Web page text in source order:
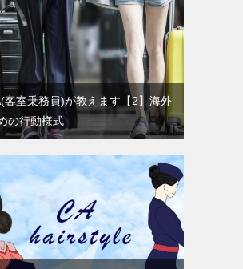
客室乗務員)が教えます【2】海外
の行動様式